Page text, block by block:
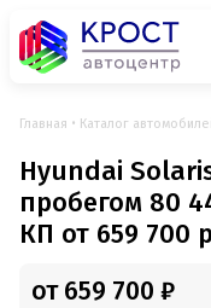
Главная Каталог
Hyundai
пробегом 80
КП от 659 700
от 659 700 ₽